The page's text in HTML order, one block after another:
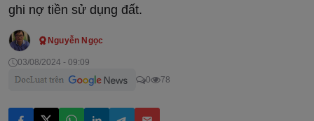
ghi nợ tiền sử dụng đất.
Nguyễn Ngọc
03/08/2024 - 09:09
0
78